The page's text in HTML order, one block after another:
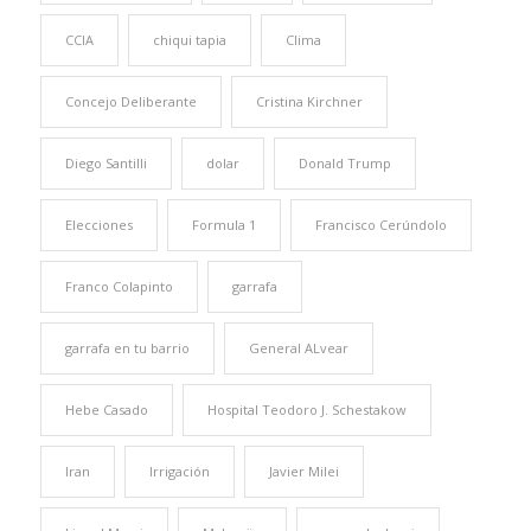
CCIA chiqui tapia Clima
Concejo Deliberante Cristina Kirchner
Diego Santilli dolar Donald Trump
Elecciones Formula 1 Francisco Cerúndolo
Franco Colapinto garrafa
garrafa en tu barrio General ALvear
Hebe Casado Hospital Teodoro J. Schestakow
Iran Irrigación Javier Milei